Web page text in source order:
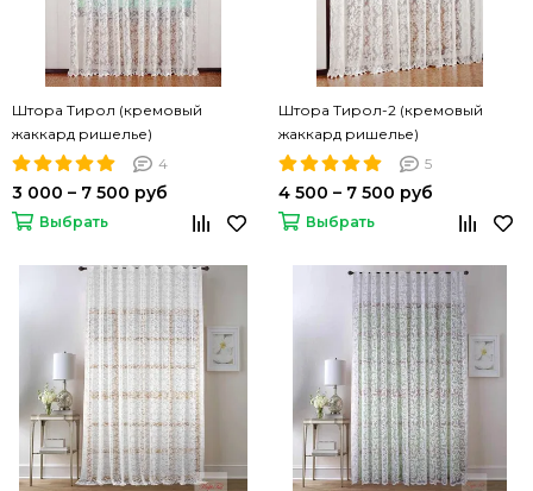
Штора Тирол (кремовый
жаккард ришелье)
4
3 000 – 7 500 руб
Выбрать
Штора Тирол-2 (кремовый
жаккард ришелье)
5
4 500 – 7 500 руб
Выбрать